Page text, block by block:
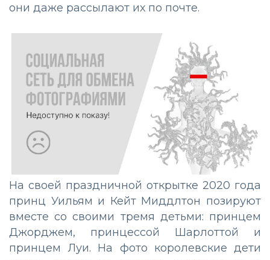
они даже рассылают их по почте.
На своей праздничной открытке 2020 года
принц Уильям и Кейт Миддлтон позируют
вместе со своими тремя детьми: принцем
Джорджем, принцессой Шарлоттой и
принцем Луи. На фото королевские дети